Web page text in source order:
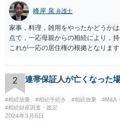
峰岸 泉 弁護士
家事，料理，雑用をやったかどうか
点で，一応母親からの相続により，
これが一応の居住権の根拠となりま
2 連帯保証人が亡くなった
#相続放棄 #相続手続き #相続放棄 #M&A
#相続財産調査・鑑定
2024年3月6日